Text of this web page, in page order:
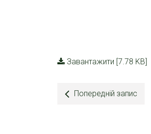
Завантажити [7.78 KB]
Попередній запис